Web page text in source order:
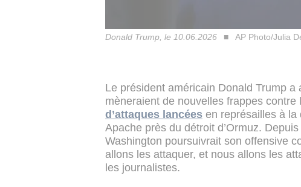
Donald Trump, le 10.06.2026 AP Photo/Julia
Le président américain Donald Trump
mèneraient de nouvelles frappes contre
d’attaques lancées en représailles à la
Apache près du détroit d’Ormuz.
Washington poursuivrait son offensive
allons les attaquer, et nous allons les
les journalistes.